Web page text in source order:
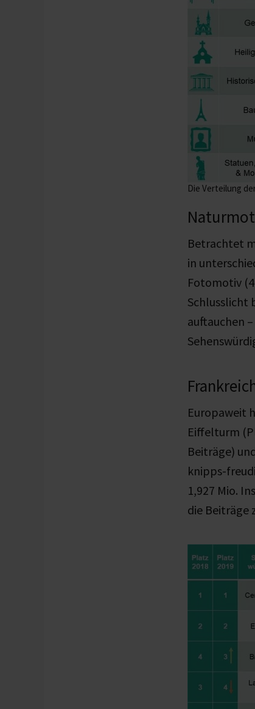
Die Verteilung
Betrachtet
in
Fotomotiv
Schlusslicht
auftauchen
Europaweit
Eiffelturm
Beiträge)
knipps-
1,927 Mio.
die Beiträge